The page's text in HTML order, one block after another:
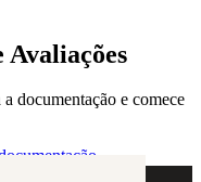
Avaliações
documentação e comece